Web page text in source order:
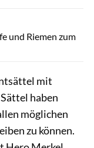
und Riemen zum
mit
haben
möglichen
zu können.